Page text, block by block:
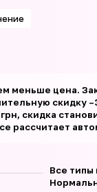
меньше цена.
скидку
скидка
рассчитает
Все